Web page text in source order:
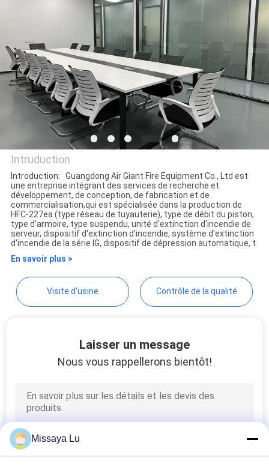
CONTRÔLE
DE
QUALITÉ
TÉLÉCHARGER
DEMANDEZ
UNE
CITATION
PLAN
DU
SITE
Guangdong Air Giant Fire
Equipment Co.,Ltd.
Intruduction
Introduction: Guangdong Air Giant Fire Equipment Co., Ltd est
une entreprise intégrant des services de recherche et
développement, de conception, de fabrication et de
commercialisation,qui est spécialisée dans la production de
HFC-227ea (type réseau de tuyauterie), type de débit du piston,
type d'armoire, type suspendu, unité d'extinction d'incendie de
serveur, dispositif d'extinction d'incendie, système d'extinction
d'incendie de la série IG, dispositif de dépression automatique, t
En savoir plus >
Visite d'usine Contrôle de la qualité
Laisser un message
Nous vous rappellerons bientôt!
Missaya Lu